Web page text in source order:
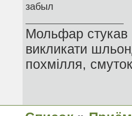
забыл
Мольфар стукав
викликати
похмілля,